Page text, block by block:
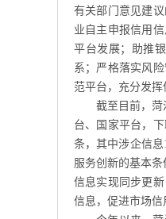
有关部门意见建
业自主申报信用
平台发展；助推
系；严格落实风
范平台，充分发挥
截至目前，菏
台、国家平台，
条，其中涉企信
服务创新的基本
信息实现同步更
信息，促进市场信